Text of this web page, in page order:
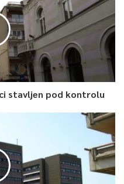
stavljen pod kontrolu